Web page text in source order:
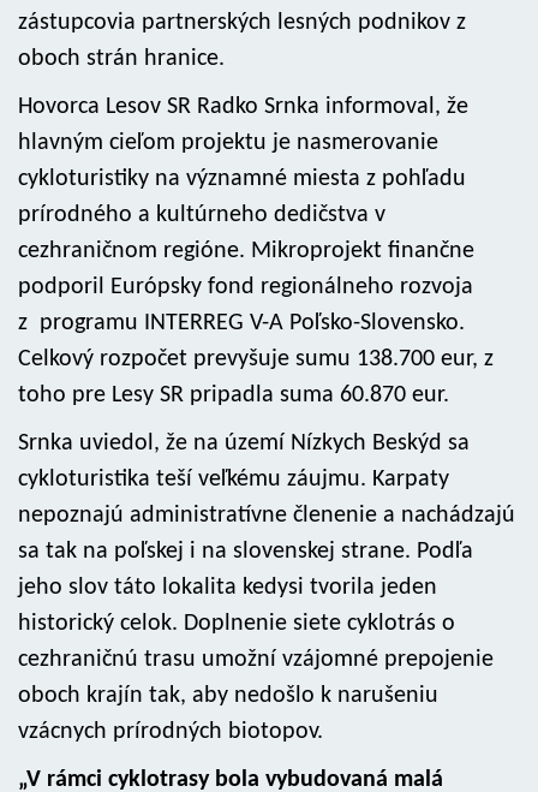
zástupcovia partnerských lesných podnikov z
oboch strán hranice.
Hovorca Lesov SR Radko Srnka informoval, že
hlavným cieľom projektu je nasmerovanie
cykloturistiky na významné miesta z pohľadu
prírodného a kultúrneho dedičstva v
cezhraničnom regióne. Mikroprojekt finančne
podporil Európsky fond regionálneho rozvoja
z programu INTERREG V-A Poľsko-Slovensko.
Celkový rozpočet prevyšuje sumu 138.700 eur, z
toho pre Lesy SR pripadla suma 60.870 eur.
Srnka uviedol, že na území Nízkych Beskýd sa
cykloturistika teší veľkému záujmu. Karpaty
nepoznajú administratívne členenie a nachádzajú
sa tak na poľskej i na slovenskej strane. Podľa
jeho slov táto lokalita kedysi tvorila jeden
historický celok. Doplnenie siete cyklotrás o
cezhraničnú trasu umožní vzájomné prepojenie
oboch krajín tak, aby nedošlo k narušeniu
vzácnych prírodných biotopov.
„V rámci cyklotrasy bola vybudovaná malá